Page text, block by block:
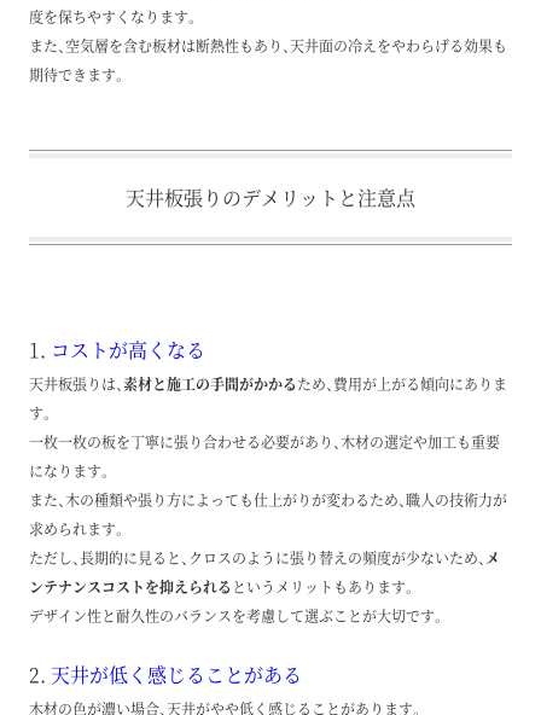
度を保ちやすくなります。
また、空気層を含む板材は断熱性もあり、天井面の冷えをやわらげる効果も
期待できます。
天井板張りのデメリットと注意点
1. コストが高くなる
天井板張りは、素材と施工の手間がかかるため、費用が上がる傾向にありま
す。
一枚一枚の板を丁寧に張り合わせる必要があり、木材の選定や加工も重要
になります。
また、木の種類や張り方によっても仕上がりが変わるため、職人の技術力が
求められます。
ただし、長期的に見ると、クロスのように張り替えの頻度が少ないため、 メ
ンテナンスコストを抑えられる というメリットもあります。
デザイン性と耐久性のバランスを考慮して選ぶことが大切です。
2. 天井が低く感じることがある
木材の色が濃い場合、天井がやや低く感じることがあります。